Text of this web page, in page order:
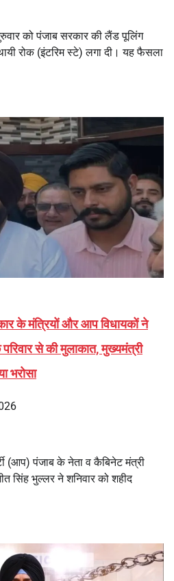
को पंजाब सरकार की लैंड पूलिंग
रोक (इंटरिम स्टे) लगा दी। यह फैसला
के मंत्रियों और आप विधायकों ने
से की मुलाकात, मुख्यमंत्री
भरोसा
(आप) पंजाब के नेता व कैबिनेट मंत्री
भुल्लर ने शनिवार को शहीद